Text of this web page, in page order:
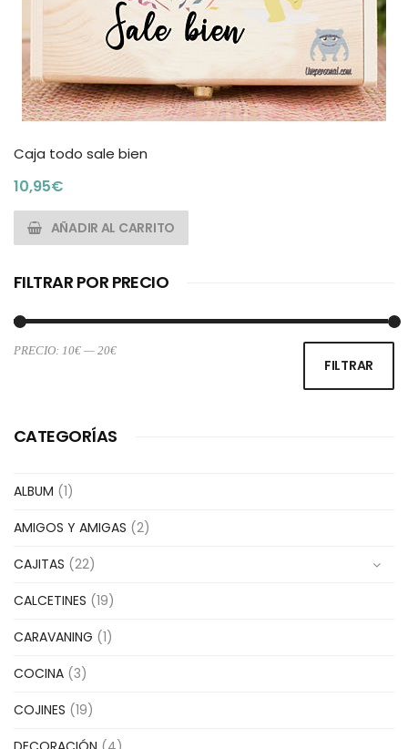
Caja todo sale bien
10,95€
AÑADIR AL CARRITO
FILTRAR POR PRECIO
FILTRAR
PRECIO: 10€ — 20€
CATEGORÍAS
ALBUM (1)
AMIGOS Y AMIGAS (2)
CAJITAS (22)
CALCETINES (19)
CARAVANING (1)
COCINA (3)
COJINES (19)